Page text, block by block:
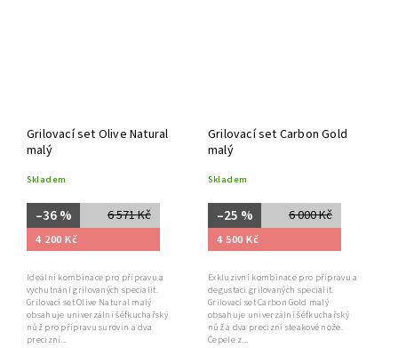
Grilovací set Olive Natural
malý
Skladem
6 571 Kč
–36 %
4 200 Kč
Ideální kombinace pro přípravu a
vychutnání grilovaných specialit.
Grilovací set Olive Natural malý
obsahuje univerzální šéfkuchařský
nůž pro přípravu surovin a dva
precizní...
Grilovací set Carbon Gold
malý
Skladem
6 000 Kč
–25 %
4 500 Kč
Exkluzivní kombinace pro přípravu a
degustaci grilovaných specialit.
Grilovací set Carbon Gold malý
obsahuje univerzální šéfkuchařský
nůž a dva precizní steakové nože.
Čepele z...